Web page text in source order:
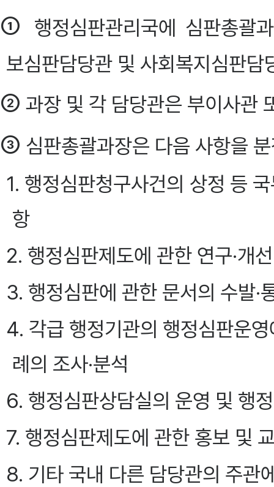
①
행정심판관리국에 심판총괄
보심판담당관 및 사회복지심판
② 과장 및 각 담당관은 부이사관
③ 심판총괄과장은 다음 사항을
1. 행정심판청구사건의 상정 등
항
2. 행정심판제도에 관한 연구·개
3. 행정심판에 관한 문서의 수발·
4. 각급 행정기관의 행정심판운
례의 조사·분석
6. 행정심판상담실의 운영 및 행
7. 행정심판제도에 관한 홍보 및
8. 기타 국내 다른 담당관의 주관